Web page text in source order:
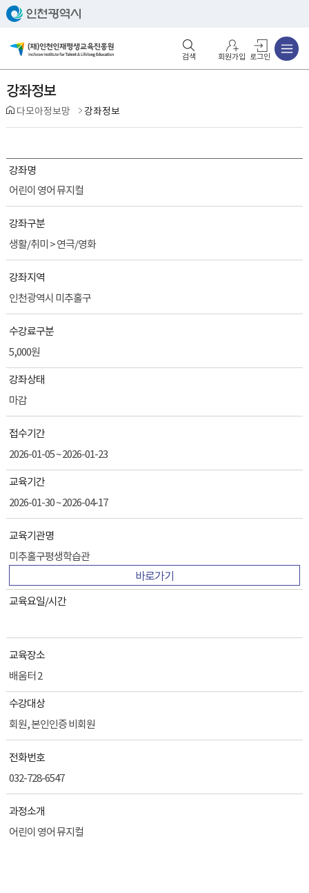
회원가입 로그인
강좌정보
다모아정보망 강좌정보
강좌명
어린이 영어 뮤지컬
강좌구분
생활/취미 > 연극/영화
강좌지역
인천광역시 미추홀구
수강료구분
5,000원
강좌상태
마감
접수기간
2026-01-05 ~ 2026-01-23
교육기간
2026-01-30 ~ 2026-04-17
교육기관명
미추홀구평생학습관
바로가기
교육요일/시간
교육장소
배움터 2
수강대상
회원, 본인인증 비회원
전화번호
032-728-6547
과정소개
어린이 영어 뮤지컬